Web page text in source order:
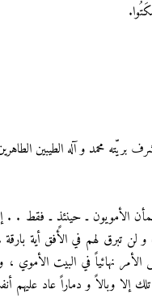
محمد و آله الطيبين
الأمويون ـ حينئذٍ ـ فقط .
تبرق لهم في الأفق أية
نهائياً في البيت
وبالاً و دماراً عاد عليهم